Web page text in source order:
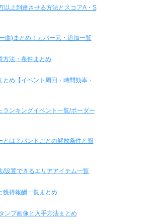
以上到達させる方法とスコアA・S
曲)まとめ！カバー元・追加一覧
方法・条件まとめ
とめ【イベント周回・時間効率・
ランキングイベント一覧/ボーダー
とは？バンドごとの解放条件と報
/設置できるエリアアイテム一覧
獲得報酬一覧まとめ
ンプ画像と入手方法まとめ